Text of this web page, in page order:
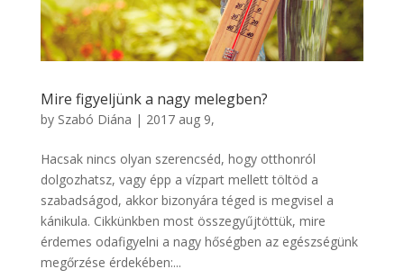
Mire figyeljünk a nagy melegben?
by Szabó Diána | 2017 aug 9,
Hacsak nincs olyan szerencséd, hogy otthonról
dolgozhatsz, vagy épp a vízpart mellett töltöd a
szabadságod, akkor bizonyára téged is megvisel a
kánikula. Cikkünkben most összegyűjtöttük, mire
érdemes odafigyelni a nagy hőségben az egészségünk
megőrzése érdekében:...